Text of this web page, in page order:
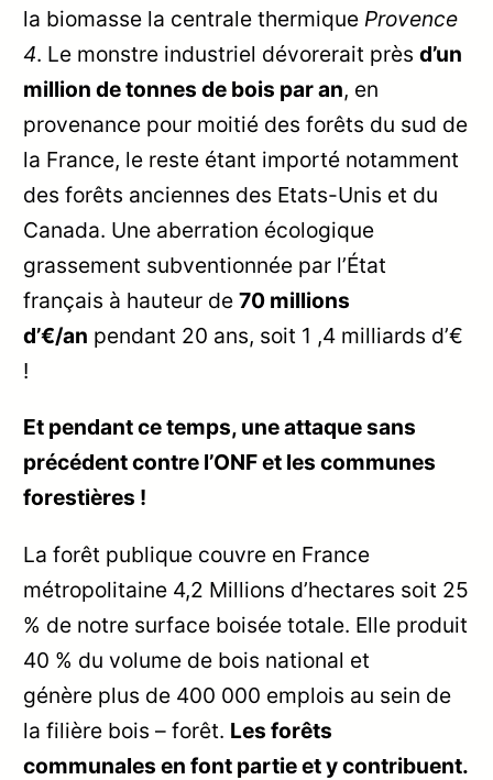
la biomasse la centrale thermiqueProvence
4. Le monstre industriel dévorerait prèsd’un
million de tonnes de bois par an, en
provenance pour moitié des forêts du sud de
la France, le reste étant importé notamment
des forêts anciennes des Etats-Unis et du
Canada. Une aberration écologique
grassement subventionnée par l’État
français à hauteur de70 millions
d’€/an pendant 20 ans, soit 1 ,4 milliards d’€
!
Et pendant ce temps, une attaque sans
précédent contre l’ONF et les communes
forestières !
La forêt publique couvre en France
métropolitaine 4,2 Millions d’hectares soit 25
% de notre surface boisée totale. Elle produit
40 % du volume de bois national et
génère plus de 400 000 emplois au sein de
la filière bois – forêt. Les forêts
communales en font partie et y contribuent.